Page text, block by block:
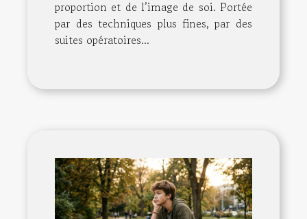
proportion et de l’image de soi. Portée
par des techniques plus fines, par des
suites opératoires...